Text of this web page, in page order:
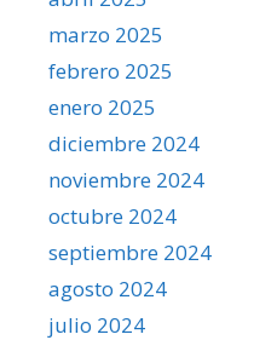
marzo 2025
febrero 2025
enero 2025
diciembre 2024
noviembre 2024
octubre 2024
septiembre 2024
agosto 2024
julio 2024